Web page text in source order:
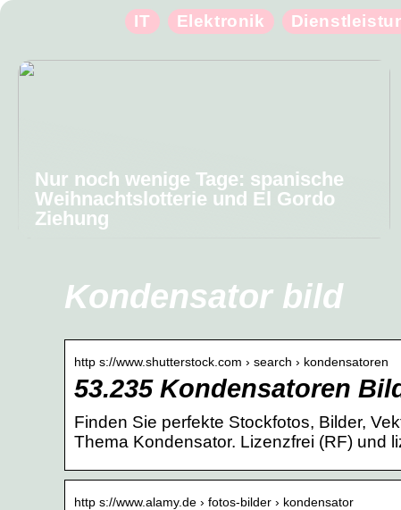
IT Elektronik
Nur noch wenige Tage: spanische
Weihnachtslotterie und El Gordo
Ziehung
Kondensator bild
http s://www.shutterstock.com › search › kondensatoren
53.235 Kondensatoren
Finden Sie perfekte Stockfotos, Bilder,
Thema Kondensator. Lizenzfrei (RF) und
http s://www.alamy.de › fotos-bilder › kondensator